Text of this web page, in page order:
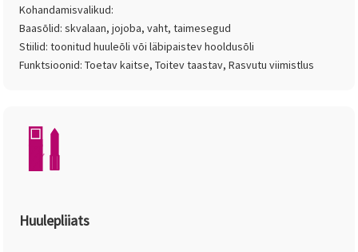
Kohandamisvalikud:
Baasõlid: skvalaan, jojoba, vaht, taimesegud
Stiilid: toonitud huuleõli või läbipaistev hooldusõli
Funktsioonid: Toetav kaitse, Toitev taastav, Rasvutu viimistlus
Huulepliiats